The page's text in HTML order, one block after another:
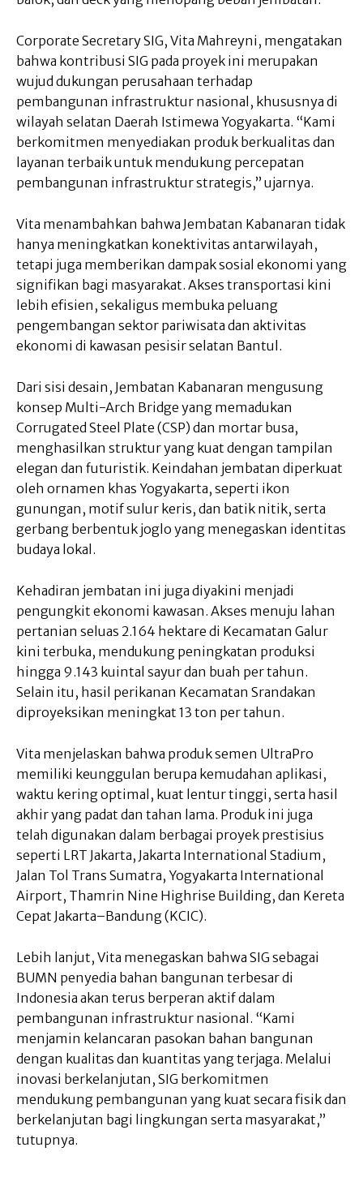
Corporate Secretary SIG, Vita Mahreyni, mengatakan
bahwa kontribusi SIG pada proyek ini merupakan
wujud dukungan perusahaan terhadap
pembangunan infrastruktur nasional, khususnya di
wilayah selatan Daerah Istimewa Yogyakarta. “Kami
berkomitmen menyediakan produk berkualitas dan
layanan terbaik untuk mendukung percepatan
pembangunan infrastruktur strategis,” ujarnya.
Vita menambahkan bahwa Jembatan Kabanaran tidak
hanya meningkatkan konektivitas antarwilayah,
tetapi juga memberikan dampak sosial ekonomi yang
signifikan bagi masyarakat. Akses transportasi kini
lebih efisien, sekaligus membuka peluang
pengembangan sektor pariwisata dan aktivitas
ekonomi di kawasan pesisir selatan Bantul.
Dari sisi desain, Jembatan Kabanaran mengusung
konsep Multi-Arch Bridge yang memadukan
Corrugated Steel Plate (CSP) dan mortar busa,
menghasilkan struktur yang kuat dengan tampilan
elegan dan futuristik. Keindahan jembatan diperkuat
oleh ornamen khas Yogyakarta, seperti ikon
gunungan, motif sulur keris, dan batik nitik, serta
gerbang berbentuk joglo yang menegaskan identitas
budaya lokal.
Kehadiran jembatan ini juga diyakini menjadi
pengungkit ekonomi kawasan. Akses menuju lahan
pertanian seluas 2.164 hektare di Kecamatan Galur
kini terbuka, mendukung peningkatan produksi
hingga 9.143 kuintal sayur dan buah per tahun.
Selain itu, hasil perikanan Kecamatan Srandakan
diproyeksikan meningkat 13 ton per tahun.
Vita menjelaskan bahwa produk semen UltraPro
memiliki keunggulan berupa kemudahan aplikasi,
waktu kering optimal, kuat lentur tinggi, serta hasil
akhir yang padat dan tahan lama. Produk ini juga
telah digunakan dalam berbagai proyek prestisius
seperti LRT Jakarta, Jakarta International Stadium,
Jalan Tol Trans Sumatra, Yogyakarta International
Airport, Thamrin Nine Highrise Building, dan Kereta
Cepat Jakarta–Bandung (KCIC).
Lebih lanjut, Vita menegaskan bahwa SIG sebagai
BUMN penyedia bahan bangunan terbesar di
Indonesia akan terus berperan aktif dalam
pembangunan infrastruktur nasional. “Kami
menjamin kelancaran pasokan bahan bangunan
dengan kualitas dan kuantitas yang terjaga. Melalui
inovasi berkelanjutan, SIG berkomitmen
mendukung pembangunan yang kuat secara fisik dan
berkelanjutan bagi lingkungan serta masyarakat,”
tutupnya.